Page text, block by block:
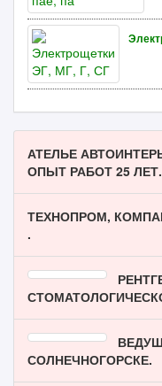
АТЕЛЬЕ
ОПЫТ РАБОТ 25 ЛЕТ.
ТЕХНОПРОМ,
.
СОЛНЕЧНОГОРСКЕ.